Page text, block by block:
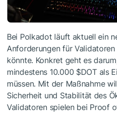
Bei Polkadot läuft aktuell ein
Anforderungen für
könnte. Konkret geht es
mindestens 10.000 $DOTals
müssen. Mit der Maßnahme
Sicherheit und Stabilität des
Validatoren spielen bei Proof